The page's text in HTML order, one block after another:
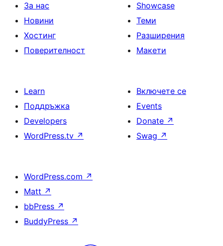
За нас
Новини
Хостинг
Поверителност
Showcase
Теми
Разширения
Макети
Learn
Поддръжка
Developers
WordPress.tv ↗
Включете се
Events
Donate ↗
Swag ↗
WordPress.com ↗
Matt ↗
bbPress ↗
BuddyPress ↗